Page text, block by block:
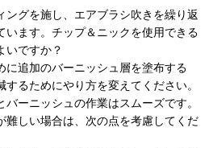
ングを施し、エアブラシ吹きを繰り返
います。チップ＆ニックを使用できる
いですか？
追加のバーニッシュ層を塗布する
るためにやり方を変えてください。
ーニッシュの作業はスムーズです。
難しい場合は、次の点を考慮してくだ